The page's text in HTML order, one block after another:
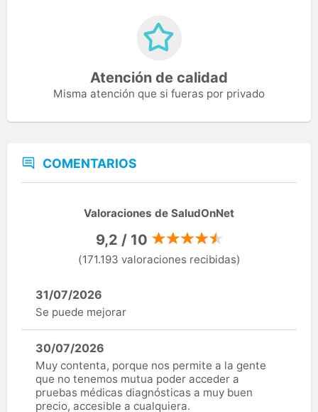
Atención de calidad
Misma atención que si fueras por privado
COMENTARIOS
Valoraciones de SaludOnNet
9,2 / 10
(171.193 valoraciones recibidas)
31/07/2026
Se puede mejorar
30/07/2026
Muy contenta, porque nos permite a la gente
que no tenemos mutua poder acceder a
pruebas médicas diagnósticas a muy buen
precio, accesible a cualquiera.